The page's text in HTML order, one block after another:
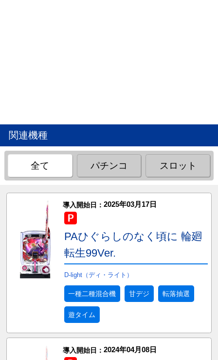
関連機種
全て パチンコ スロット
導入開始日： 2025年03月17日
PAひぐらしのなく頃に 輪廻
転生99Ver.
D-light（ディ・ライト）
一種二種混合機 甘デジ 転落抽選
遊タイム
導入開始日： 2024年04月08日